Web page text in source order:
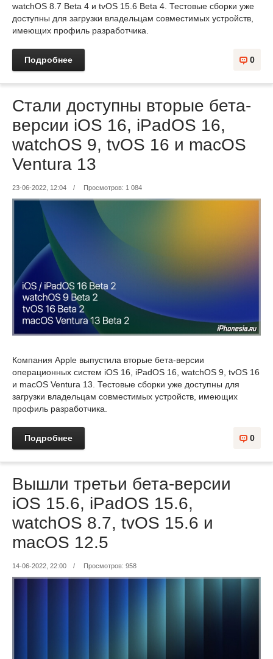
watchOS 8.7 Beta 4 и tvOS 15.6 Beta 4. Тестовые сборки уже
доступны для загрузки владельцам совместимых устройств,
имеющих профиль разработчика.
Подробнее 0
Стали доступны вторые бета-
версии iOS 16, iPadOS 16,
watchOS 9, tvOS 16 и macOS
Ventura 13
23-06-2022, 12:04 / Просмотров: 1 084
Компания Apple выпустила вторые бета-версии
операционных систем iOS 16, iPadOS 16, watchOS 9, tvOS 16
и macOS Ventura 13. Тестовые сборки уже доступны для
загрузки владельцам совместимых устройств, имеющих
профиль разработчика.
Подробнее 0
Вышли третьи бета-версии
iOS 15.6, iPadOS 15.6,
watchOS 8.7, tvOS 15.6 и
macOS 12.5
14-06-2022, 22:00 / Просмотров: 958